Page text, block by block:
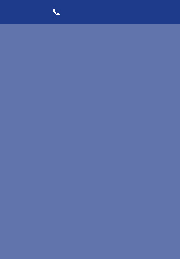
📞